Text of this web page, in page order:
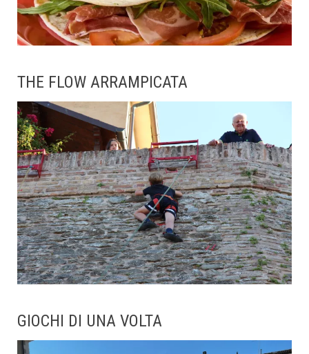
THE FLOW ARRAMPICATA
GIOCHI DI UNA VOLTA